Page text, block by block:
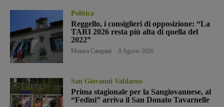
Politica
Reggello, i consiglieri di opposizione: “La
TARI 2026 resta più alta di quella del
2022”
Monica Campani 8 Agosto 2026
San Giovanni Valdarno
Prima stagionale per la Sangiovannese, al
“Fedini” arriva il San Donato Tavarnelle